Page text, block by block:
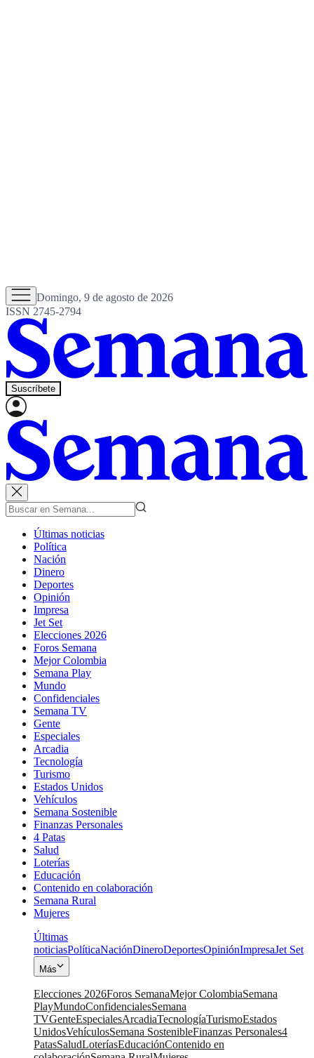
Domingo, 9 de agosto de 2026
ISSN 2745-2794
Suscríbete
Últimas noticias
Política
Nación
Dinero
Deportes
Opinión
Impresa
Jet Set
Elecciones 2026
Foros Semana
Mejor Colombia
Semana Play
Mundo
Confidenciales
Semana TV
Gente
Especiales
Arcadia
Tecnología
Turismo
Estados Unidos
Vehículos
Semana Sostenible
Finanzas Personales
4 Patas
Salud
Loterías
Educación
Contenido en colaboración
Semana Rural
Mujeres
Últimas
noticiasPolíticaNaciónDineroDeportesOpiniónImpresaJet Set
Más
Elecciones 2026Foros SemanaMejor ColombiaSemana
PlayMundoConfidencialesSemana
TVGenteEspecialesArcadiaTecnologíaTurismoEstados
UnidosVehículosSemana SostenibleFinanzas Personales4
PatasSaludLoteríasEducaciónContenido en